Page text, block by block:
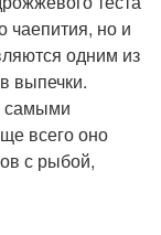
в духовке
для рыбного
чаепития, но и
одним из
выпечки.
самыми
всего оно
с рыбой,